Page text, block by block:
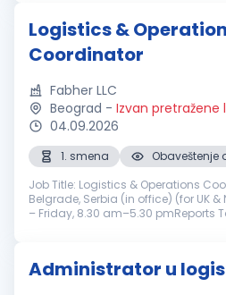
Logistics &
Coordinator
Fabher LLC
Beograd - Izvan pretražene
04.09.2026
1. smena
Obaveštenje
Job Title: Logistics & Operations
Belgrade, Serbia (in office) (for UK
– Friday, 8.30 am–5.30 pmReports
Administrator u